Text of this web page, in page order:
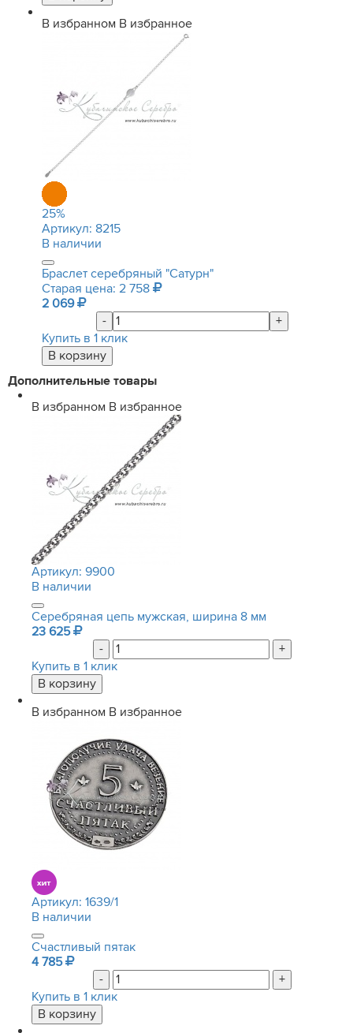
В избранном В избранное
25%
Артикул: 8215
В наличии
Браслет серебряный "Сатурн"
Старая цена: 2 758
2 069
-
+
Купить в 1 клик
Дополнительные товары
В избранном В избранное
Артикул: 9900
В наличии
Серебряная цепь мужская, ширина 8 мм
23 625
-
+
Купить в 1 клик
В избранном В избранное
Артикул: 1639/1
В наличии
Счастливый пятак
4 785
-
+
Купить в 1 клик